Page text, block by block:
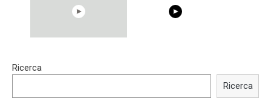
Trying BOLLYWOOD
Shocking illusion - Pretty
Ricerca
Ricerca